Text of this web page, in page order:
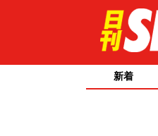
新着